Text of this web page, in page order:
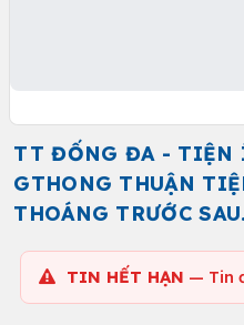
TT ĐỐNG ĐA - TIỆN
GTHONG THUẬN
THOÁNG TRƯỚC SAU.
TIN HẾT HẠN — Tin